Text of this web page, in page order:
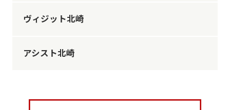
ヴィジット北崎
アシスト北崎